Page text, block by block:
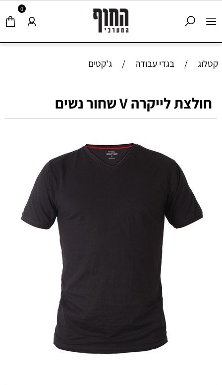
0
קטלוג / בגדי עבודה / ג'קטים
חולצת לייקרה V שחור נשים